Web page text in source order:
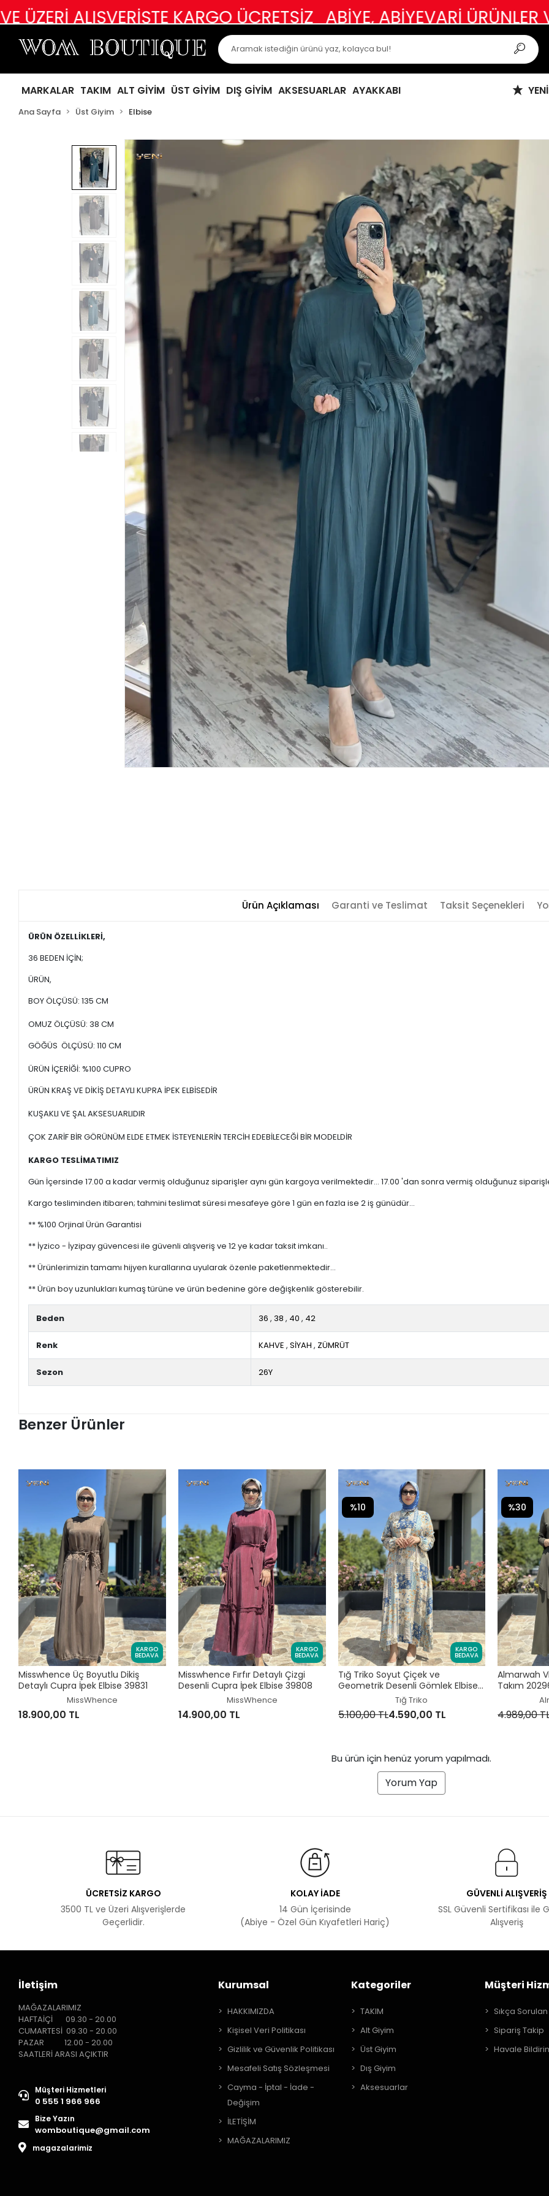
KARGO ÜCRETSİZ ABİYE, ABİYEVARİ ÜRÜNLER VE ÖZEL
MARKALAR TAKIM ALT GİYİM ÜST GİYİM DIŞ GİYİM AKSESUARLAR AYAKKABI
Ana Sayfa Üst Giyim Elbise
Ürün Açıklaması Garanti ve Teslimat Taksit Seçenekleri
ÜRÜN ÖZELLİKLERİ,
36 BEDEN İÇİN;
ÜRÜN,
BOY ÖLÇÜSÜ: 135 CM
OMUZ ÖLÇÜSÜ: 38 CM
GÖĞÜS ÖLÇÜSÜ: 110 CM
ÜRÜN İÇERİĞİ: %100 CUPRO
ÜRÜN KRAŞ VE DİKİŞ DETAYLI KUPRA İPEK ELBİSEDİR
KUŞAKLI VE ŞAL AKSESUARLIDIR
ÇOK ZARİF BİR GÖRÜNÜM ELDE ETMEK İSTEYENLERİN TERCİH EDEBİLECEĞİ BİR MODELDİR
KARGO TESLİMATIMIZ
Gün İçersinde 17.00 a kadar vermiş olduğunuz siparişler aynı gün kargoya verilmektedir... 17.00 'dan sonra vermiş olduğunuz
Kargo tesliminden itibaren; tahmini teslimat süresi mesafeye göre 1 gün en fazla ise 2 iş günüdür...
** %100 Orjinal Ürün Garantisi
** İyzico - İyzipay güvencesi ile güvenli alışveriş ve 12 ye kadar taksit imkanı..
** Ürünlerimizin tamamı hijyen kurallarına uyularak özenle paketlenmektedir...
** Ürün boy uzunlukları kumaş türüne ve ürün bedenine göre değişkenlik gösterebilir.
Beden 36 ,38 , 40 , 42
Renk KAHVE ,SİYAH , ZÜMRÜT
Sezon 26Y
Benzer Ürünler
KARGO
BEDAVA
Misswhence Üç Boyutlu Dikiş
Detaylı Cupra İpek Elbise 39831
MissWhence
18.900,00 TL
KARGO
BEDAVA
Misswhence Fırfır Detaylı Çizgi
Desenli Cupra İpek Elbise 39808
MissWhence
14.900,00 TL
KARGO
BEDAVA
Tığ Triko Soyut Çiçek ve
Geometrik Desenli Gömlek Elbise
Tığ Triko
5.100,00 TL4.590,00 TL
%10
Almarwah
Takım
4.989,00
%30
Bu ürün için henüz yorum yapılmadı.
Yorum Yap
ÜCRETSİZ KARGO
3500 TL ve Üzeri Alışverişlerde
Geçerlidir.
KOLAY İADE
14 Gün İçerisinde
(Abiye - Özel Gün Kıyafetleri Hariç)
GÜVENLİ ALIŞVERİŞ
SSL Güvenli Sertifikası ile
Alışveriş
İletişim
MAĞAZALARIMIZ
HAFTAİÇİ 09.30 - 20.00
CUMARTESİ 09.30 - 20.00
PAZAR 12.00 - 20.00
SAATLERİ ARASI AÇIKTIR
Müşteri Hizmetleri
0 555 1 966 966
Bize Yazın
womboutique@gmail.com
magazalarimiz
Kurumsal
HAKKIMIZDA
Kişisel Veri Politikası
Gizlilik ve Güvenlik Politikası
Mesafeli Satış Sözleşmesi
Cayma - İptal - İade -
Değişim
İLETİŞİM
MAĞAZALARIMIZ
Kategoriler
TAKIM
Alt Giyim
Üst Giyim
Dış Giyim
Aksesuarlar
Müşteri
Sıkça
Sipariş Takip
Havale